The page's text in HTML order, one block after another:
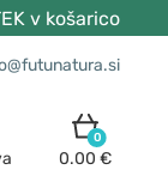
v košarico
0
0.00 €